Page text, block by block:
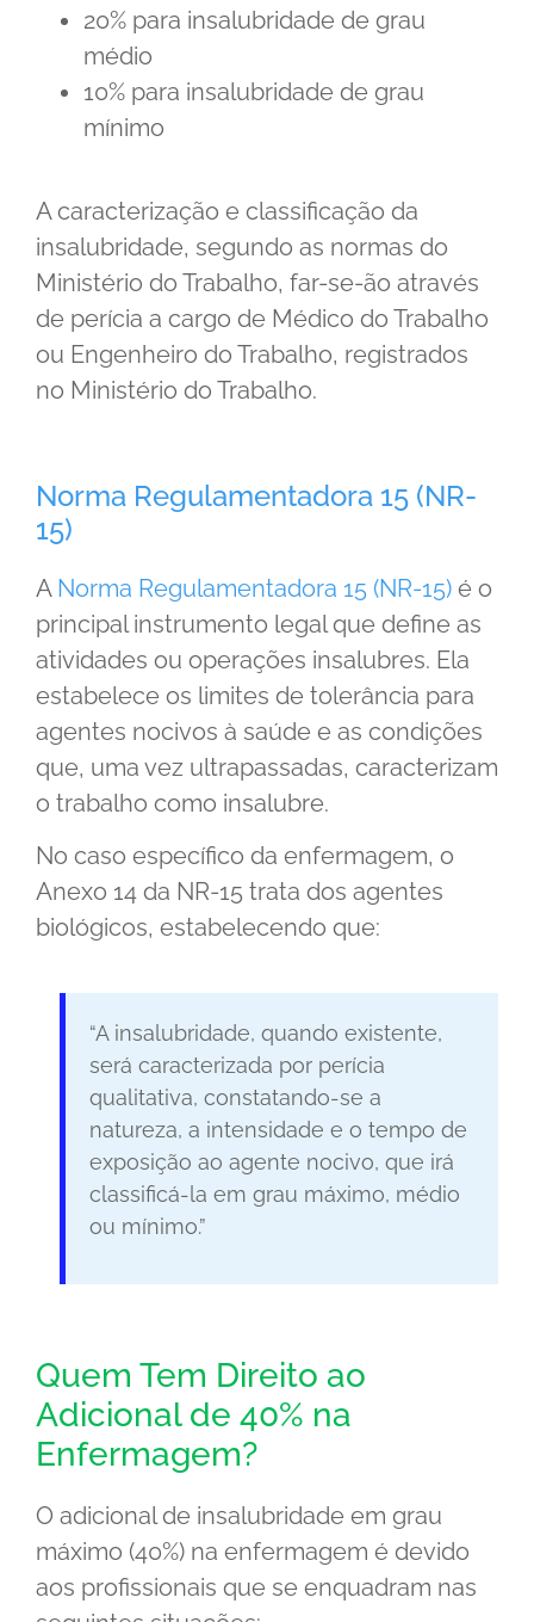
20% para insalubridade de grau
médio
10% para insalubridade de grau
mínimo
A caracterização e classificação da
insalubridade, segundo as normas do
Ministério do Trabalho, far-se-ão através
de perícia a cargo de Médico do Trabalho
ou Engenheiro do Trabalho, registrados
no Ministério do Trabalho.
Norma Regulamentadora 15 (NR-
15)
A Norma Regulamentadora 15 (NR-15) é o
principal instrumento legal que define as
atividades ou operações insalubres. Ela
estabelece os limites de tolerância para
agentes nocivos à saúde e as condições
que, uma vez ultrapassadas, caracterizam
o trabalho como insalubre.
No caso específico da enfermagem, o
Anexo 14 da NR-15 trata dos agentes
biológicos, estabelecendo que:
“A insalubridade, quando existente,
será caracterizada por perícia
qualitativa, constatando-se a
natureza, a intensidade e o tempo de
exposição ao agente nocivo, que irá
classificá-la em grau máximo, médio
ou mínimo.”
Quem Tem Direito ao
Adicional de 40% na
Enfermagem?
O adicional de insalubridade em grau
máximo (40%) na enfermagem é devido
aos profissionais que se enquadram nas